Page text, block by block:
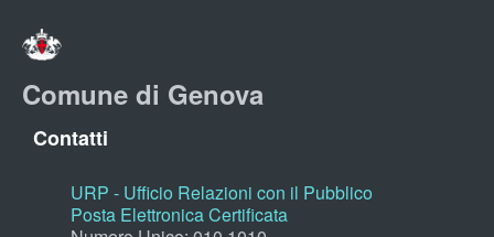
Comune di Genova
Contatti
URP - Ufficio Relazioni con il Pubblico
Posta Elettronica Certificata